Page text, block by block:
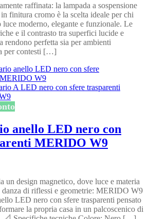
raffinata: la lampada a sospensione
finitura cromo è la scelta ideale per chi
luce moderno, elegante e funzionale. Le
e il contrasto tra superfici lucide e
rendono perfetta sia per ambienti
per contesti […]
anello LED nero con
MERIDO W9
un design magnetico, dove luce e materia
di riflessi e geometrie: MERIDO W9
LED nero con sfere trasparenti pensato
la propria casa in un palcoscenico di